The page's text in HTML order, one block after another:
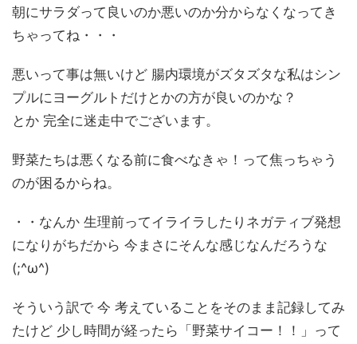
朝にサラダって良いのか悪いのか分からなくなってき
ちゃってね・・・
悪いって事は無いけど 腸内環境がズタズタな私はシン
プルにヨーグルトだけとかの方が良いのかな？
とか 完全に迷走中でございます。
野菜たちは悪くなる前に食べなきゃ！って焦っちゃう
のが困るからね。
・・なんか 生理前ってイライラしたりネガティブ発想
になりがちだから 今まさにそんな感じなんだろうな
(;^ω^)
そういう訳で 今 考えていることをそのまま記録してみ
たけど 少し時間が経ったら「野菜サイコー！！」って